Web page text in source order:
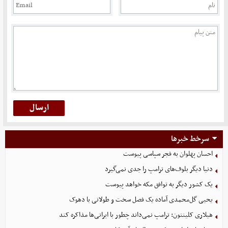
سرخط خبرها
احسان پهلوان به فجر سپاسی پیوست
دنیا دیگر بلوف‌های ترامپ را جدی نمی‌گیرد
یک کشور دیگر به توافق مکه خواهد پیوست
یحیی گل‌محمدی آماده یک فصل سخت و طولانی با دهوک
هیلاری کلینتون: ترامپ نمی‌داند چطور با ایرانی‌ها مذاکره کند